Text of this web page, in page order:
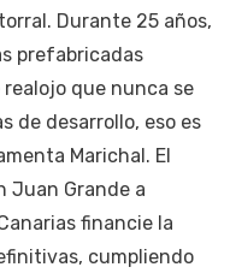
Durante 25 años,
prefabricadas
que nunca se
de desarrollo, eso es
Marichal. El
Juan Grande a
financie la
cumpliendo